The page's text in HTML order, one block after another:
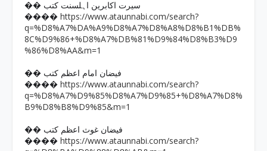
�� سیرت اکابرین اہلسنت کتب
���� https://www.ataunnabi.com/search?
q=%D8%A7%DA%A9%D8%A7%D8%A8%D8%B1%DB%
8C%D9%86+%D8%A7%DB%81%D9%84%D8%B3%D9
%86%D8%AA&m=1
�� فیضان امام اعظم کتب
���� https://www.ataunnabi.com/search?
q=%D8%A7%D9%85%D8%A7%D9%85+%D8%A7%D8%
B9%D8%B8%D9%85&m=1
�� فیضان غوث اعظم کتب
���� https://www.ataunnabi.com/search?